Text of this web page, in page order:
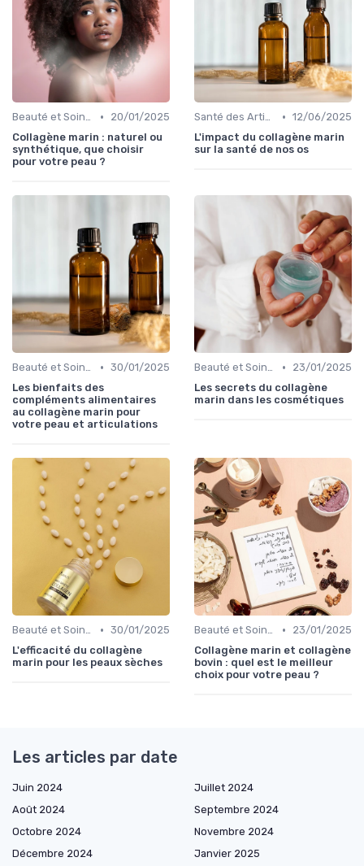
Beauté et Soins de la Peau •
20/01/2025
Collagène marin : naturel ou
synthétique, que choisir
pour votre peau ?
Santé des Articulations • 12/06/2025
L'impact du collagène marin
sur la santé de nos os
Beauté et Soins de la Peau • 30/01/2025
Les bienfaits des
compléments alimentaires
au collagène marin pour
votre peau et articulations
Beauté et Soins de la Peau •
23/01/2025
Les secrets du collagène
marin dans les cosmétiques
Beauté et Soins de la Peau • 30/01/2025
L'efficacité du collagène
marin pour les peaux sèches
Beauté et Soins de la Peau •
23/01/2025
Collagène marin et collagène
bovin : quel est le meilleur
choix pour votre peau ?
Les articles par date
Juin 2024
Juillet 2024
Août 2024
Septembre 2024
Octobre 2024
Novembre 2024
Décembre 2024
Janvier 2025